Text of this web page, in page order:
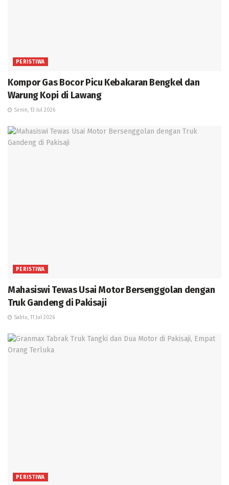
PERISTIWA
Kompor Gas Bocor Picu Kebakaran Bengkel dan
Warung Kopi di Lawang
Senin, 13 Jul 2026
PERISTIWA
Mahasiswi Tewas Usai Motor Bersenggolan dengan
Truk Gandeng di Pakisaji
Sabtu, 11 Jul 2026
PERISTIWA